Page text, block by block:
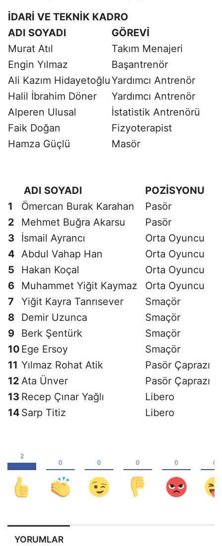
İDARİ VE TEKNİK KADRO
ADI SOYADI
GÖREVİ
Murat Atıl
Takım Menajeri
Engin Yılmaz
Başantrenör
Ali Kazım HidayetoğluYardımcı Antrenör
Halil İbrahim Döner
Yardımcı Antrenör
Alperen Ulusal
İstatistik Antrenörü
Faik Doğan
Fizyoterapist
Hamza Güçlü
Masör
ADI SOYADI
POZİSYONU
1
Ömercan Burak Karahan
Pasör
2
Mehmet Buğra Akarsu
Pasör
3
İsmail Ayrancı
Orta Oyuncu
4 Abdul Vahap Han
Orta Oyuncu
5
Hakan Koçal
Orta Oyuncu
6
Muhammet Yiğit Kaymaz
Orta Oyuncu
7
Yiğit Kayra Tanrısever
Smaçör
8
Demir Uzunca
Smaçör
9
Berk Şentürk
Smaçör
10 Ege Ersoy
Smaçör
11 Yılmaz Rohat Atik
Pasör Çaprazı
12 Ata Ünver
Pasör Çaprazı
13 Recep Çınar Yağlı
Libero
14 Sarp Titiz Libero
YORUMLAR